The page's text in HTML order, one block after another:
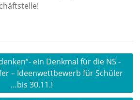
ein Denkmal für die NS -
– Ideenwettbewerb für Schüler
…bis 30.11.!